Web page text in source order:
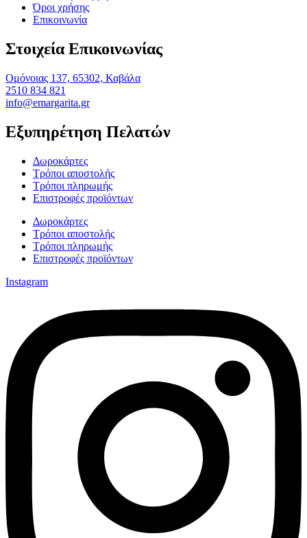
Όροι χρήσης
Επικοινωνία
Στοιχεία Επικοινωνίας
Ομόνοιας 137, 65302, Καβάλα
2510 834 821
info@emargarita.gr
Εξυπηρέτηση Πελατών
Δωροκάρτες
Τρόποι αποστολής
Τρόποι πληρωμής
Επιστροφές προϊόντων
Δωροκάρτες
Τρόποι αποστολής
Τρόποι πληρωμής
Επιστροφές προϊόντων
Instagram